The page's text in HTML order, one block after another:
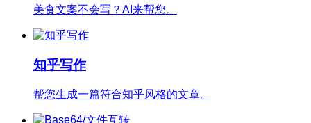
美食文案不会写？AI来帮您。
知乎写作
帮您生成一篇符合知乎风格的文章。